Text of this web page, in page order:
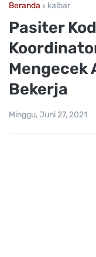
Beranda kalbar
Pasiter
Mengecek
Bekerja
Minggu, Juni 27, 2021